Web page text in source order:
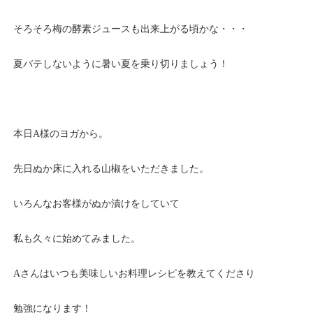
そろそろ梅の酵素ジュースも出来上がる頃かな・・・
夏バテしないように暑い夏を乗り切りましょう！
本日A様のヨガから。
先日ぬか床に入れる山椒をいただきました。
いろんなお客様がぬか漬けをしていて
私も久々に始めてみました。
Aさんはいつも美味しいお料理レシピを教えてくださり
勉強になります！